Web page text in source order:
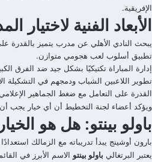
الإفريقية.
الأبعاد الفنية لاختيار
يبحث النادي الأهلي عن مدرب يتميز بالقدرة
تطبيق أسلوب لعب هجومي متوازن.
إدارة المباراة تكتيكيًا بشكل جيد ضد الفرق
تطوير اللاعبين الشباب ودمجهم في التشكيلة
القدرة على التعامل مع ضغط الجماهير
ويؤكد أعضاء لجنة التخطيط أن أي خيار يجب أن
باولو بينتو: هل هو
بارون أوشينج يبدأ تدريباته مع الزمالك
يعتبر البرتغالي باولو بينتو الاسم الأبرز في